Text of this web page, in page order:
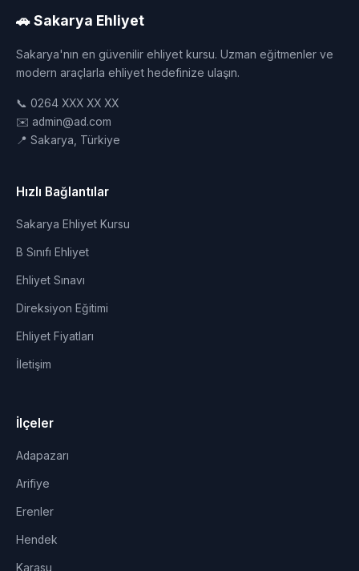
🚗 Sakarya Ehliyet
Sakarya'nın en güvenilir ehliyet kursu. Uzman eğitmenler ve
modern araçlarla ehliyet hedefinize ulaşın.
📞 0264 XXX XX XX
✉️ admin@ad.com
📍 Sakarya, Türkiye
Hızlı Bağlantılar
Sakarya Ehliyet Kursu
B Sınıfı Ehliyet
Ehliyet Sınavı
Direksiyon Eğitimi
Ehliyet Fiyatları
İletişim
İlçeler
Adapazarı
Arifiye
Erenler
Hendek
Karasu